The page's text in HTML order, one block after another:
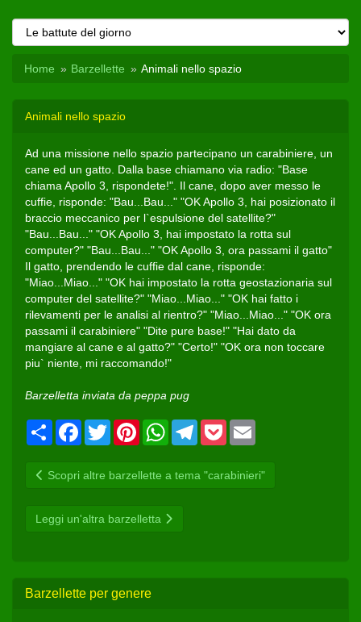
Home Barzellette Animali nello spazio
Animali nello spazio
Ad una missione nello spazio partecipano un carabiniere, un
cane ed un gatto. Dalla base chiamano via radio: "Base
chiama Apollo 3, rispondete!". Il cane, dopo aver messo le
cuffie, risponde: "Bau...Bau..." "OK Apollo 3, hai posizionato il
braccio meccanico per l`espulsione del satellite?"
"Bau...Bau..." "OK Apollo 3, hai impostato la rotta sul
computer?" "Bau...Bau..." "OK Apollo 3, ora passami il gatto"
Il gatto, prendendo le cuffie dal cane, risponde:
"Miao...Miao..." "OK hai impostato la rotta geostazionaria sul
computer del satellite?" "Miao...Miao..." "OK hai fatto i
rilevamenti per le analisi al rientro?" "Miao...Miao..." "OK ora
passami il carabiniere" "Dite pure base!" "Hai dato da
mangiare al cane e al gatto?" "Certo!" "OK ora non toccare
piu` niente, mi raccomando!"
Barzelletta inviata da peppa pug
CondividiFacebook
Twitter PinterestWhatsAppTelegram
Pocket
Scopri altre barzellette a tema "carabinieri"
Leggi un'altra barzelletta
Barzellette per genere